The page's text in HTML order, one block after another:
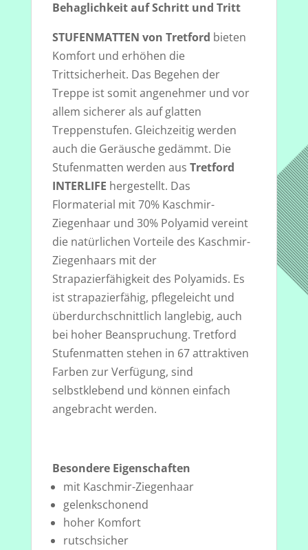
Behaglichkeit auf Schritt und Tritt
STUFENMATTEN von Tretford bieten
Komfort und erhöhen die
Trittsicherheit. Das Begehen der
Treppe ist somit angenehmer und vor
allem sicherer als auf glatten
Treppenstufen. Gleichzeitig werden
auch die Geräusche gedämmt. Die
Stufenmatten werden aus Tretford
INTERLIFE hergestellt. Das
Flormaterial mit 70% Kaschmir-
Ziegenhaar und 30% Polyamid vereint
die natürlichen Vorteile des Kaschmir-
Ziegenhaars mit der
Strapazierfähigkeit des Polyamids. Es
ist strapazierfähig, pflegeleicht und
überdurchschnittlich langlebig, auch
bei hoher Beanspruchung. Tretford
Stufenmatten stehen in 67 attraktiven
Farben zur Verfügung, sind
selbstklebend und können einfach
angebracht werden.
Besondere Eigenschaften
mit Kaschmir-Ziegenhaar
gelenkschonend
hoher Komfort
rutschsicher